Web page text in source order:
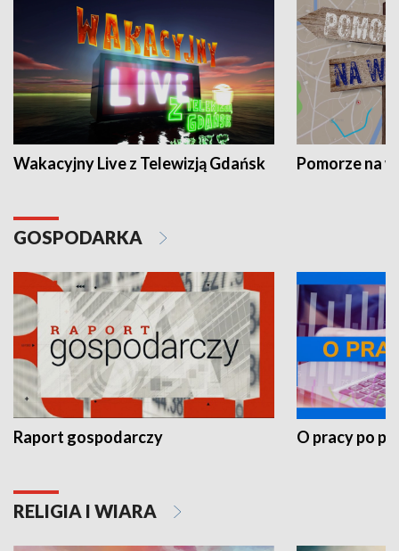
Wakacyjny Live z Telewizją Gdańsk Pomorze na
GOSPODARKA
Raport gospodarczy O pracy po
RELIGIA I WIARA